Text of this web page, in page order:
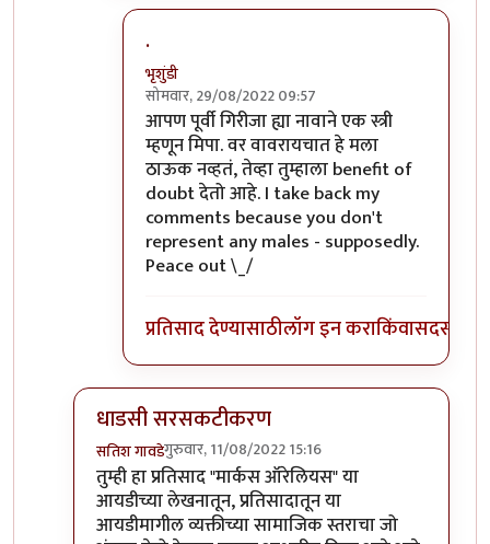
.
भृशुंडी
सोमवार, 29/08/2022 09:57
In reply toचितेला अग्नी देणे हेbyप्रसाद गोडबोले
आपण पूर्वी गिरीजा ह्या नावाने एक स्त्री
म्हणून मिपा. वर वावरायचात हे मला
ठाऊक नव्हतं, तेव्हा तुम्हाला benefit of
doubt देतो आहे. I take back my
comments because you don't
represent any males - supposedly.
Peace out \_/
प्रतिसाद देण्यासाठीलॉग इन कराकिंवासदस्य व्हा
धाडसी सरसकटीकरण
सतिश गावडेगुरुवार, 11/08/2022 15:16
In reply toPrivileged sir,byभृशुंडी
तुम्ही हा प्रतिसाद "मार्कस ऑरेलियस" या
आयडीच्या लेखनातून, प्रतिसादातून या
आयडीमागील व्यक्तीच्या सामाजिक स्तराचा जो